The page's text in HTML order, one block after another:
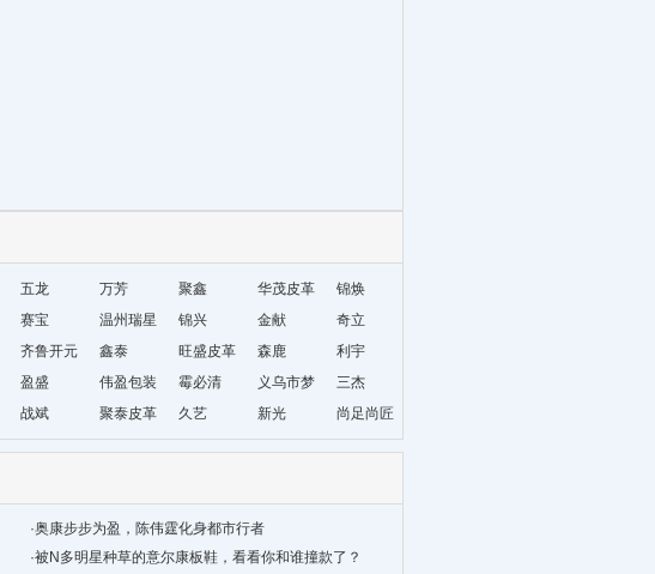
五龙 万芳 聚鑫 华茂皮革
锦焕
赛宝
温州瑞星
鞋材编织
厂
锦兴 金献
奇立
齐鲁开元 鑫泰 旺盛皮革 森鹿
利宇
盈盛 伟盈包装 霉必清
义乌市梦
妮饰品厂
三杰
战斌 聚泰皮革 久艺 新光 尚足尚匠
·奥康步步为盈，陈伟霆化身都市行者
·被N多明星种草的意尔康板鞋，看看你和谁撞款了？